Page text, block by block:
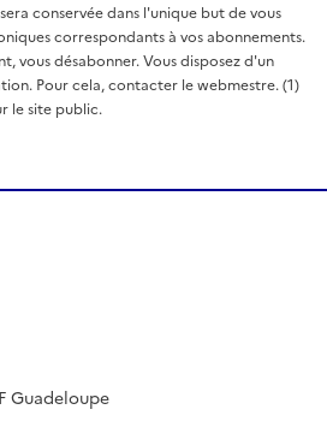
conservée dans l'unique but de vous
correspondants à vos abonnements.
vous désabonner. Vous disposez d'un
Pour cela, contacter le webmestre. (1)
le site public.
Guadeloupe